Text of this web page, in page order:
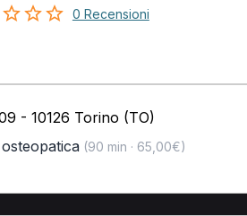
0 Recensioni
- 10126 Torino (TO)
(90 min · 65,00€)